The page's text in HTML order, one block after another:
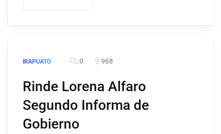
IRAPUATO 0 968
Rinde Lorena Alfaro
Segundo Informa de
Gobierno